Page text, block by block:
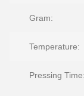
Gram:
Temperature:
Pressing Time: